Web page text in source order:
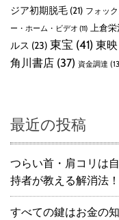
ジア初期脱毛 (21) フォッ
ー・ホーム・ビデオ (11) 上倉
ルス (23) 東宝 (41) 東映
角川書店 (37) 資金調達
最近の投稿
つらい首・肩コリは
持者が教える解消法！
すべての鍵はお金の